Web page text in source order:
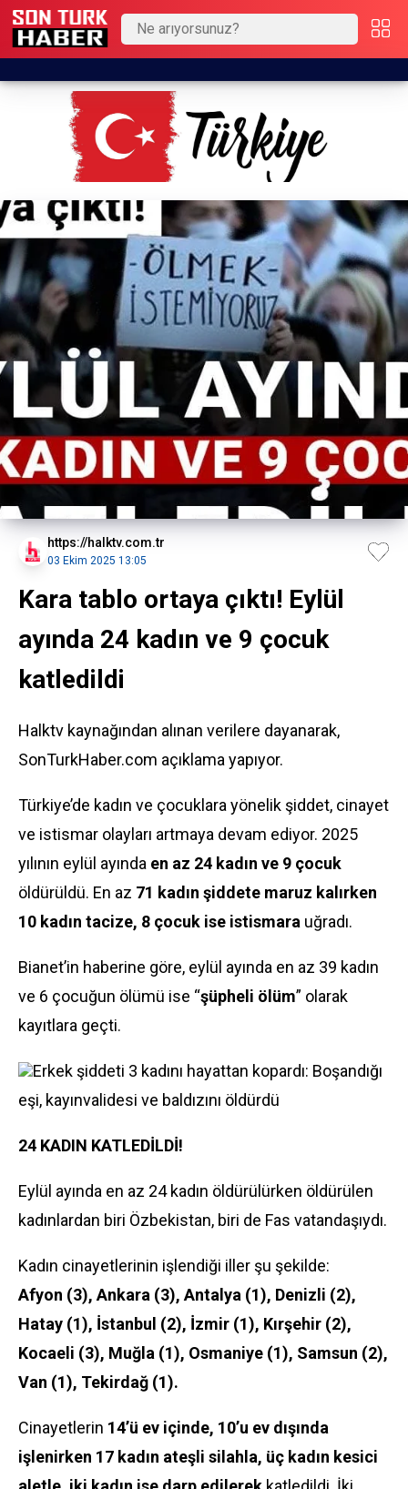
https://halktv.com.tr
03 Ekim 2025 13:05
Kara tablo ortaya çıktı! Eylül
ayında 24 kadın ve 9 çocuk
katledildi
Halktv kaynağından alınan verilere dayanarak,
SonTurkHaber.com açıklama yapıyor.
Türkiye’de kadın ve çocuklara yönelik şiddet, cinayet
ve istismar olayları artmaya devam ediyor. 2025
yılının eylül ayında en az 24 kadın ve 9 çocuk
öldürüldü. En az 71 kadın şiddete maruz kalırken
10 kadın tacize, 8 çocuk ise istismara uğradı.
Bianet’in haberine göre, eylül ayında en az 39 kadın
ve 6 çocuğun ölümü ise “şüpheli ölüm” olarak
kayıtlara geçti.
Erkek şiddeti 3 kadını hayattan kopardı: Boşandığı
eşi, kayınvalidesi ve baldızını öldürdü
24 KADIN KATLEDİLDİ!
Eylül ayında en az 24 kadın öldürülürken öldürülen
kadınlardan biri Özbekistan, biri de Fas vatandaşıydı.
Kadın cinayetlerinin işlendiği iller şu şekilde:
Afyon (3), Ankara (3), Antalya (1), Denizli (2),
Hatay (1), İstanbul (2), İzmir (1), Kırşehir (2),
Kocaeli (3), Muğla (1), Osmaniye (1), Samsun (2),
Van (1), Tekirdağ (1).
Cinayetlerin 14’ü ev içinde, 10’u ev dışında
işlenirken 17 kadın ateşli silahla, üç kadın kesici